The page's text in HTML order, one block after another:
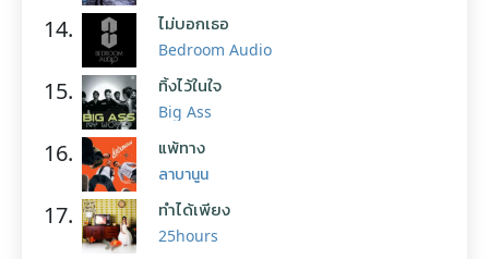
14. ไม่บอกเธอ
Bedroom Audio
15. ทิ้งไว้ในใจ
Big Ass
16. แพ้ทาง
ลาบานูน
17. ทำได้เพียง
25hours